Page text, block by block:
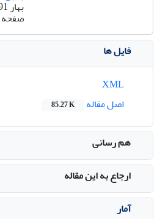
بهار 1391
صفحه
فایل ها
اصل مقاله
85.27 K
هم رسانی
ارجاع به این مقاله
آمار